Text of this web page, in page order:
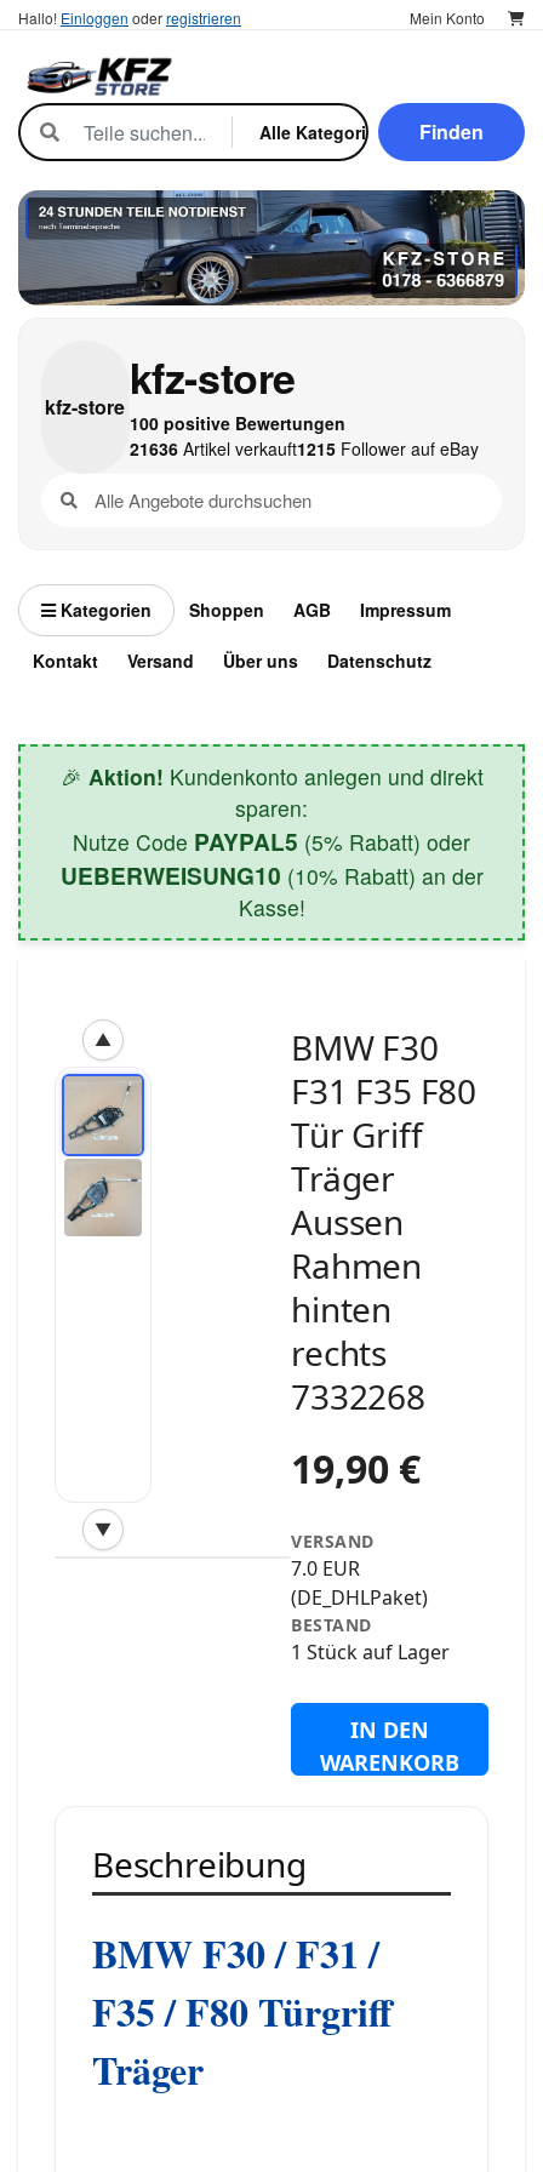
Hallo! Einloggen oderregistrieren Mein Konto
Finden
kfz-store
kfz-store
100 positive Bewertungen
21636Artikel verkauft1215Follower auf eBay
Kategorien Shoppen AGB Impressum
Kontakt Versand Über uns Datenschutz
🎉 Aktion! Kundenkonto anlegen und direkt
sparen:
Nutze Code PAYPAL5 (5% Rabatt) oder
UEBERWEISUNG10 (10% Rabatt) an der
Kasse!
▲
▼
‹
BMW F30
F31 F35 F80
Tür Griff
Träger
Aussen
Rahmen
hinten
rechts
7332268
19,90 €
VERSAND
7.0 EUR
(DE_DHLPaket)
BESTAND
1 Stück auf Lager
IN DEN
WARENKORB
Beschreibung
BMW F30 / F31 /
F35 / F80 Türgriff
Träger